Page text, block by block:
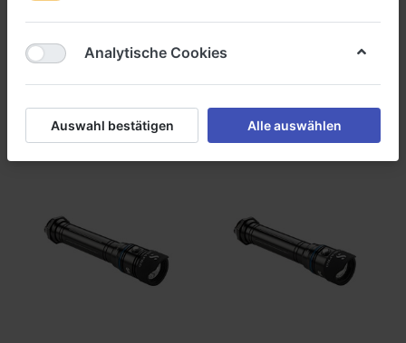
Tauchlampen
Filtern Sortieren
Analytische Cookies
Auswahl bestätigen Alle auswählen